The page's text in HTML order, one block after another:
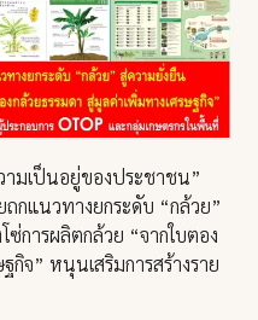
ามเป็นอยู่ของประชาชน”
กแนวทางยกระดับ “กล้วย”
การผลิตกล้วย “จากใบตอง
กิจ” หนุนเสริมการสร้างราย